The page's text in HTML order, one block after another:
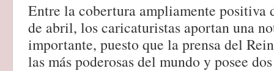
Entre la cobertura ampliamente positiva
de abril, los caricaturistas aportan una
importante, puesto que la prensa del
las más poderosas del mundo y posee